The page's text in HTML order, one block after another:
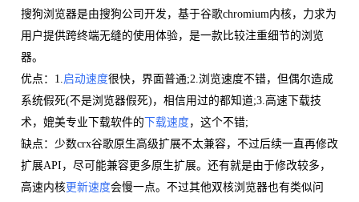
搜狗浏览器是由搜狗公司开发，基于谷歌chromium内核，力求为
用户提供跨终端无缝的使用体验，是一款比较注重细节的浏览
器。
优点：1.启动速度很快，界面普通;2.浏览速度不错，但偶尔造成
系统假死(不是浏览器假死)，相信用过的都知道;3.高速下载技
术，媲美专业下载软件的 下载速度 ，这个不错;
缺点：少数crx谷歌原生高级扩展不太兼容，不过后续一直再修改
扩展API，尽可能兼容更多原生扩展。还有就是由于修改较多，
高速内核更新速度会慢一点。不过其他双核浏览器也有类似问